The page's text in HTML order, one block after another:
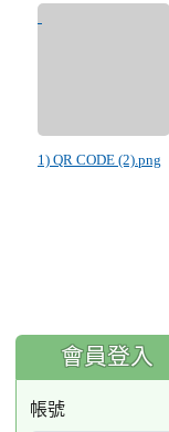
1) QR CODE (2).png
:::
會員登入
帳號